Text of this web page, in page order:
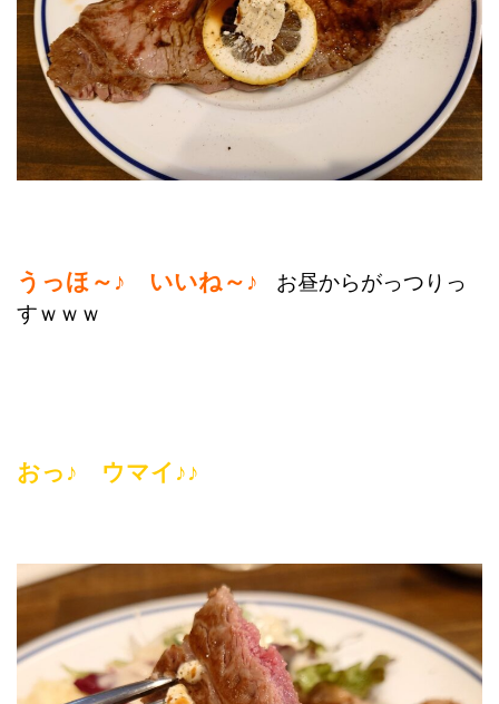
うっほ～♪ いいね～♪
お昼からがっつりっ
すｗｗｗ
おっ♪ ウマイ♪♪